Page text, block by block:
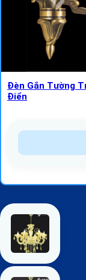
Đèn Gắn Tường
Điển